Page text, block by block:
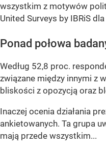
wszystkim z motywów
United Surveys by IBRiS
Ponad połowa
Według 52,8 proc.
związane między innymi z
bliskości z opozycją oraz
Inaczej ocenia działania
ankietowanych. Ta grupa
mają przede wszystkim...